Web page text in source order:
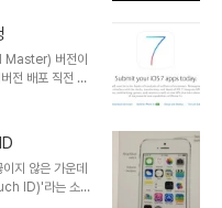
나(참고) 애플에
안드로이드 점
로그를 통해 전
동안 '유출된 루
말도 맞는 말
Master) 버전이
전 배포 직전 최
과의 차이는 거
추가됐으며 시
Air Drop을 지원
치)와의 WiFi를
Support Device
지 않은 가운데
ID)'라는 소식